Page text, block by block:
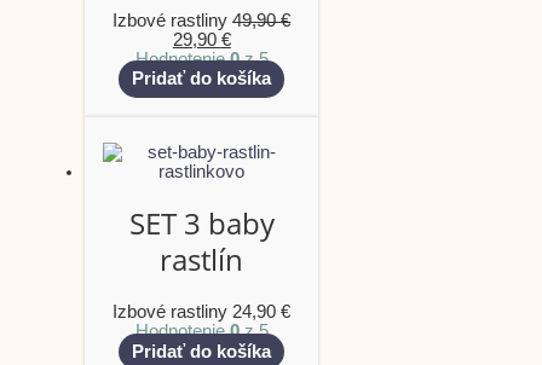
Izbové rastliny49,90€
29,90 €
Hodnotenie0z 5
Pridať do košíka
SET 3 baby
rastlín
Izbové rastliny 24,90€
Hodnotenie0z 5
Pridať do košíka